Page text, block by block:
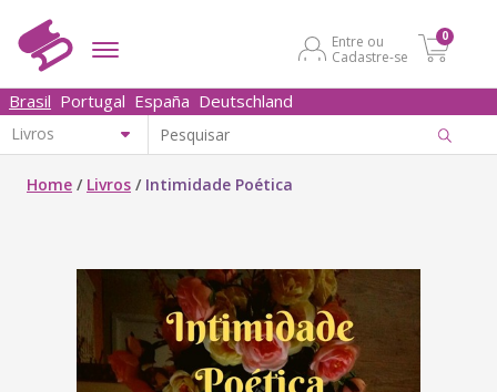
Entre ou
Cadastre-se
0
Brasil Portugal España Deutschland
Home / Livros / Intimidade Poética